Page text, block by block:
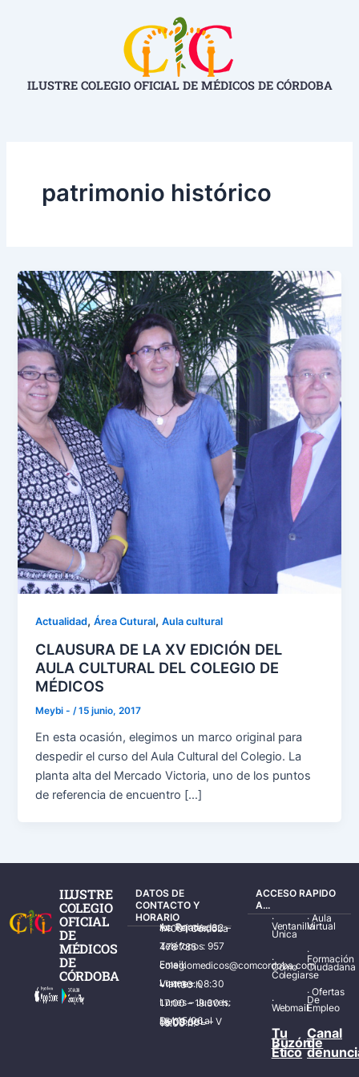
ILUSTRE COLEGIO OFICIAL DE MÉDICOS DE CÓRDOBA
patrimonio histórico
Actualidad,Área Cutural,Aula cultural
CLAUSURA DE LA XV EDICIÓN DEL
AULA CULTURAL DEL COLEGIO DE
MÉDICOS
Meybi -/15 junio, 2017
En esta ocasión, elegimos un marco original para
despedir el curso del Aula Cultural del Colegio. La
planta alta del Mercado Victoria, uno de los puntos
de referencia de encuentro […]
ILUSTRE
COLEGIO
OFICIAL
DE
MÉDICOS
DE
CÓRDOBA
DATOS DE
CONTACTO Y
HORARIO
Av. Ronda de los Tejares, 32 – 14001 Córdoba
Teléfonos: 957 478 785
Email: colegiomedicos@comcordoba.com
Lunes – Viernes: 08:30 – 14:30 h.
Lunes – Jueves: 17:00 – 19:30 h.
Del 15/06 al 15/09 de L – V de 08:00 – 15:00 h.
ACCESO RAPIDO
A...
·
Ventanilla
Única
·
Cómo
Colegiarse
·
Webmail
·Aula
Virtual
·
Formación
Ciudadana
·Ofertas
De
Empleo
Tu
Buzón
Ético
Canal
de